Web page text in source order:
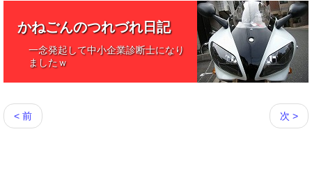
かねごんのつれづれ日記
一念発起して中小企業診断士になり
ましたｗ
< 前 次 >